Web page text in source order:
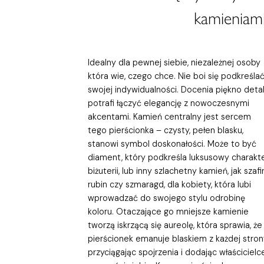
Idealny dla pewnej siebie, niezależnej osoby
która wie, czego chce. Nie boi się podkreślać
swojej indywidualności. Docenia piękno
potrafi łączyć elegancję z nowoczesnymi
akcentami. Kamień centralny jest sercem
tego pierścionka – czysty, pełen blasku,
stanowi symbol doskonałości. Może to być
diament, który podkreśla luksusowy
biżuterii, lub inny szlachetny kamień, jak
rubin czy szmaragd, dla kobiety, która lubi
wprowadzać do swojego stylu odrobinę
koloru. Otaczające go mniejsze kamienie
tworzą iskrzącą się aureolę, która sprawia, że
pierścionek emanuje blaskiem z każdej
przyciągając spojrzenia i dodając